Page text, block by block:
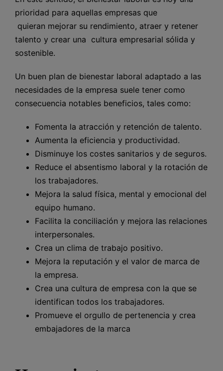
prioridad para aquellas empresas que
quieran mejorar su rendimiento, atraer y retener
talento y crear una cultura empresarial sólida y
sostenible.
Un buen plan de bienestar laboral adaptado a las
necesidades de la empresa suele tener como
consecuencia notables beneficios, tales como:
Fomenta la atracción y retención de talento.
Aumenta la eficiencia y productividad.
Disminuye los costes sanitarios y de seguros.
Reduce el absentismo laboral y la rotación de
los trabajadores.
Mejora la salud física, mental y emocional del
equipo humano.
Facilita la conciliación y mejora las relaciones
interpersonales.
Crea un clima de trabajo positivo.
Mejora la reputación y el valor de marca de
la empresa.
Crea una cultura de empresa con la que se
identifican todos los trabajadores.
Promueve el orgullo de pertenencia y crea
embajadores de la marca